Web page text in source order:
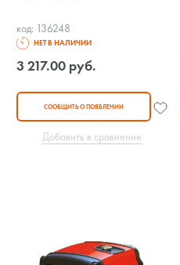
код: 136248
НЕТ В НАЛИЧИИ
3 217.00 руб.
СООБЩИТЬ О ПОЯВЛЕНИИ
Добавить в сравнение